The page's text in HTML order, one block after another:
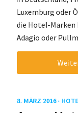
Luxemburg oder
die Hotel-Marken
Adagio oder
8. MÄRZ 2016 ·